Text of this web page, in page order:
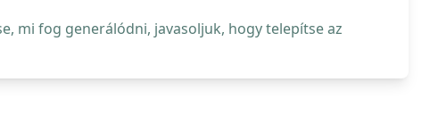
mi fog generálódni, javasoljuk, hogy telepítse az